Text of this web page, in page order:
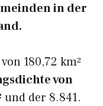
in der
180,72 km²
von
und der 8.841.